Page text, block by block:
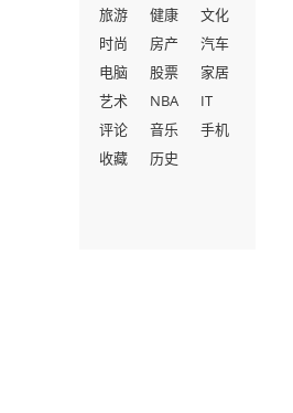
旅游
健康
文化
时尚
房产
汽车
电脑
股票
家居
艺术
NBA
IT
评论
音乐
手机
收藏
历史